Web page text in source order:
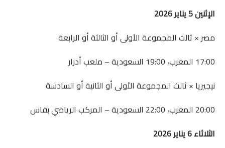
الإثنين 5 يناير 2026
مصر × ثالث المجموعة الأولى أو الثالثة أو الرابعة
17:00 المغرب، 19:00 السعودية – ملعب أدرار
نيجيريا × ثالث المجموعة الأولى أو الثانية أو السادسة
20:00 المغرب، 22:00 السعودية – المركب الرياضي بفاس
الثلاثاء 6 يناير 2026